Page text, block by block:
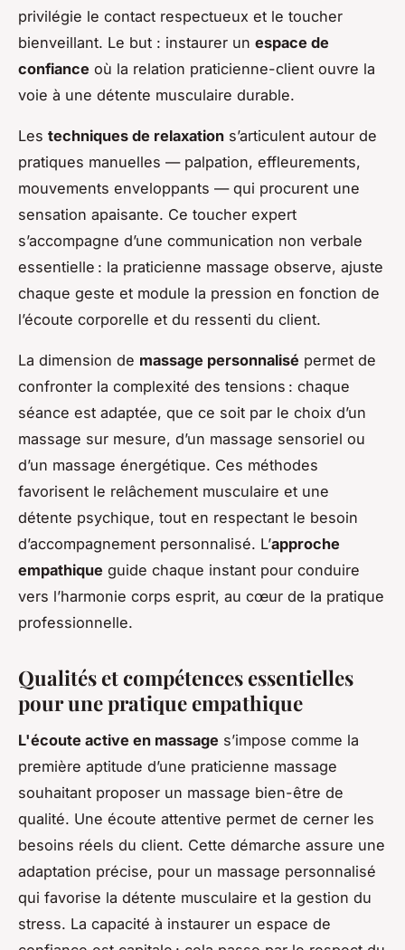
privilégie le contact respectueux et le toucher
bienveillant. Le but : instaurer un espace de
confiance où la relation praticienne-client ouvre la
voie à une détente musculaire durable.
Les techniques de relaxation s’articulent autour de
pratiques manuelles — palpation, effleurements,
mouvements enveloppants — qui procurent une
sensation apaisante. Ce toucher expert
s’accompagne d’une communication non verbale
essentielle : la praticienne massage observe, ajuste
chaque geste et module la pression en fonction de
l’écoute corporelle et du ressenti du client.
La dimension de massage personnalisé permet de
confronter la complexité des tensions : chaque
séance est adaptée, que ce soit par le choix d’un
massage sur mesure, d’un massage sensoriel ou
d’un massage énergétique. Ces méthodes
favorisent le relâchement musculaire et une
détente psychique, tout en respectant le besoin
d’accompagnement personnalisé. L’approche
empathique guide chaque instant pour conduire
vers l’harmonie corps esprit, au cœur de la pratique
professionnelle.
Qualités et compétences essentielles
pour une pratique empathique
L'écoute active en massage s’impose comme la
première aptitude d’une praticienne massage
souhaitant proposer un massage bien-être de
qualité. Une écoute attentive permet de cerner les
besoins réels du client. Cette démarche assure une
adaptation précise, pour un massage personnalisé
qui favorise la détente musculaire et la gestion du
stress. La capacité à instaurer un espace de